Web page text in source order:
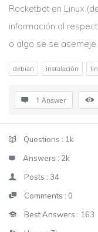
Rocketbot en Linux
información al
o algo se se asemeje
debian instalación
1 Answer
StatsQuestions : 1k
Answers : 2k
Posts : 34
Comments : 0
Best Answers : 163